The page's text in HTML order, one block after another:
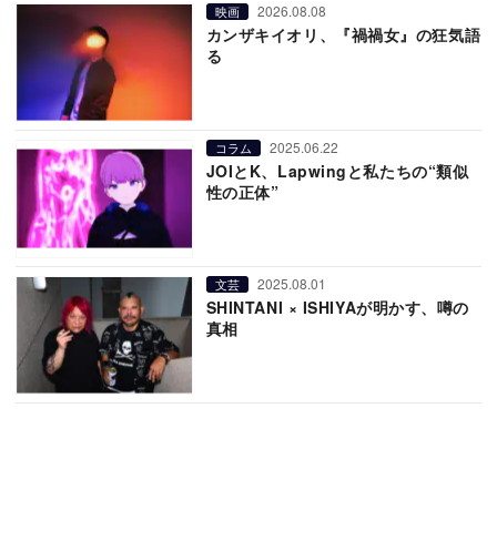
映画 2026.08.08
カンザキイオリ、『禍禍女』の狂気語
る
コラム 2025.06.22
JOIとK、Lapwingと私たちの“類似
性の正体”
文芸 2025.08.01
SHINTANI × ISHIYAが明かす、噂の
真相